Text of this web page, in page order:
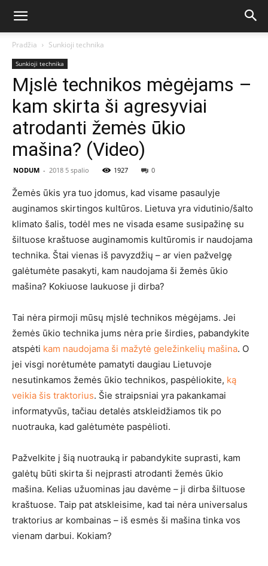
Pradžia Sunkioji technika
Sunkioji technika
Mįslė technikos mėgėjams –
kam skirta ši agresyviai
atrodanti žemės ūkio
mašina? (Video)
NODUM - 2018 5 spalio 1927 0
Žemės ūkis yra tuo įdomus, kad visame pasaulyje
auginamos skirtingos kultūros. Lietuva yra vidutinio/šalto
klimato šalis, todėl mes ne visada esame susipažinę su
šiltuose kraštuose auginamomis kultūromis ir naudojama
technika. Štai vienas iš pavyzdžių – ar vien pažvelgę
galėtumėte pasakyti, kam naudojama ši žemės ūkio
mašina? Kokiuose laukuose ji dirba?
Tai nėra pirmoji mūsų mįslė technikos mėgėjams. Jei
žemės ūkio technika jums nėra prie širdies, pabandykite
atspėti kam naudojama ši mažytė geležinkelių mašina. O
jei visgi norėtumėte pamatyti daugiau Lietuvoje
nesutinkamos žemės ūkio technikos, paspėliokite, ką
veikia šis traktorius. Šie straipsniai yra pakankamai
informatyvūs, tačiau detalės atskleidžiamos tik po
nuotrauka, kad galėtumėte paspėlioti.
Pažvelkite į šią nuotrauką ir pabandykite suprasti, kam
galėtų būti skirta ši neįprasti atrodanti žemės ūkio
mašina. Kelias užuominas jau davėme – ji dirba šiltuose
kraštuose. Taip pat atskleisime, kad tai nėra universalus
traktorius ar kombainas – iš esmės ši mašina tinka vos
vienam darbui. Kokiam?